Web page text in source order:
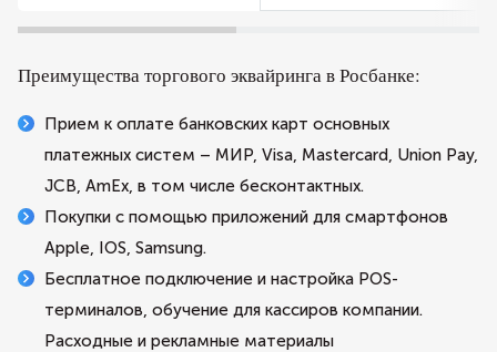
Преимущества торгового эквайринга в Росбанке:
Прием к оплате банковских карт основных
платежных систем – МИР, Visa, Mastercard, Union Pay,
JCB, AmEx, в том числе бесконтактных.
Покупки с помощью приложений для смартфонов
Apple, IOS, Samsung.
Бесплатное подключение и настройка POS-
терминалов, обучение для кассиров компании.
Расходные и рекламные материалы